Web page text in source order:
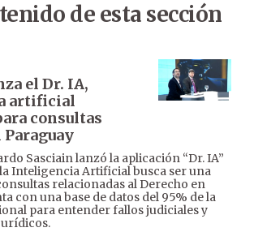
de esta sección
el Dr. IA,
artificial
consultas
Sasciain lanzó la aplicación “Dr. IA”
Inteligencia Artificial busca ser una
relacionadas al Derecho en
con una base de datos del 95% de la
para entender fallos judiciales y